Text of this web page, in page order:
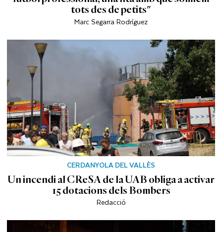
tots des de petits"
Marc Segarra Rodríguez
CERDANYOLA DEL VALLÈS
Un incendi al CReSA de la UAB obliga a activar
15 dotacions dels Bombers
Redacció